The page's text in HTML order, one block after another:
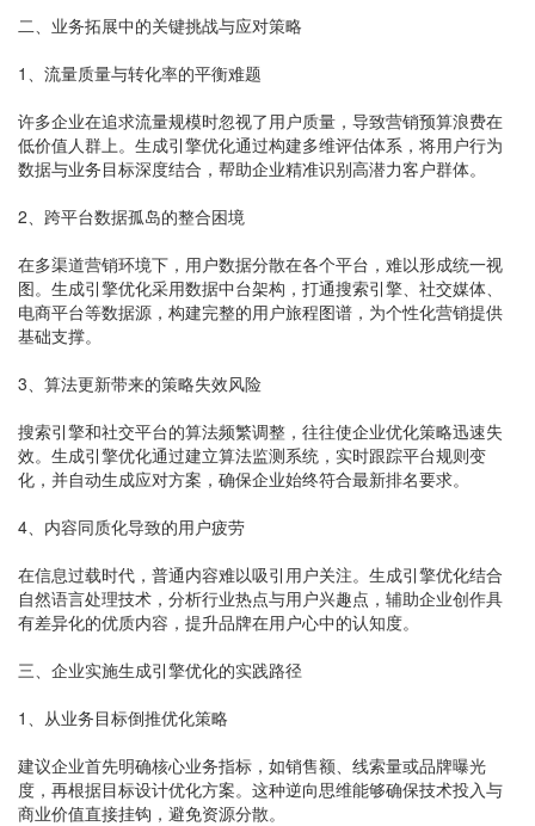
二、业务拓展中的关键挑战与应对策略
1、流量质量与转化率的平衡难题
许多企业在追求流量规模时忽视了用户质量，导致营销预算浪费在
低价值人群上。生成引擎优化通过构建多维评估体系，将用户行为
数据与业务目标深度结合，帮助企业精准识别高潜力客户群体。
2、跨平台数据孤岛的整合困境
在多渠道营销环境下，用户数据分散在各个平台，难以形成统一视
图。生成引擎优化采用数据中台架构，打通搜索引擎、社交媒体、
电商平台等数据源，构建完整的用户旅程图谱，为个性化营销提供
基础支撑。
3、算法更新带来的策略失效风险
搜索引擎和社交平台的算法频繁调整，往往使企业优化策略迅速失
效。生成引擎优化通过建立算法监测系统，实时跟踪平台规则变
化，并自动生成应对方案，确保企业始终符合最新排名要求。
4、内容同质化导致的用户疲劳
在信息过载时代，普通内容难以吸引用户关注。生成引擎优化结合
自然语言处理技术，分析行业热点与用户兴趣点，辅助企业创作具
有差异化的优质内容，提升品牌在用户心中的认知度。
三、企业实施生成引擎优化的实践路径
1、从业务目标倒推优化策略
建议企业首先明确核心业务指标，如销售额、线索量或品牌曝光
度，再根据目标设计优化方案。这种逆向思维能够确保技术投入与
商业价值直接挂钩，避免资源分散。